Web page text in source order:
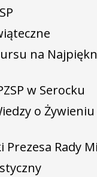
na
w Serocku
o
Prezesa Rady